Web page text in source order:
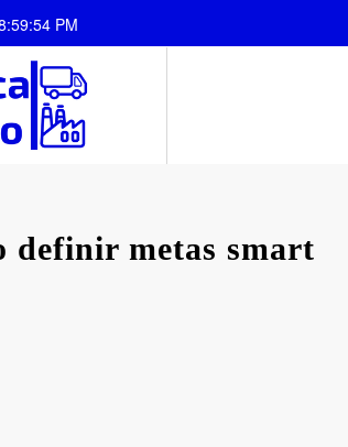
PM
definir metas smart